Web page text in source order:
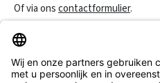
Of via onscontactformulier.